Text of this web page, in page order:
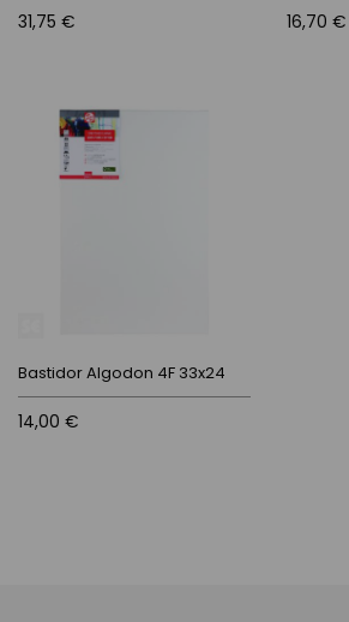
31,75 € 16,70 €
Bastidor Algodon 4F 33x24
14,00 €